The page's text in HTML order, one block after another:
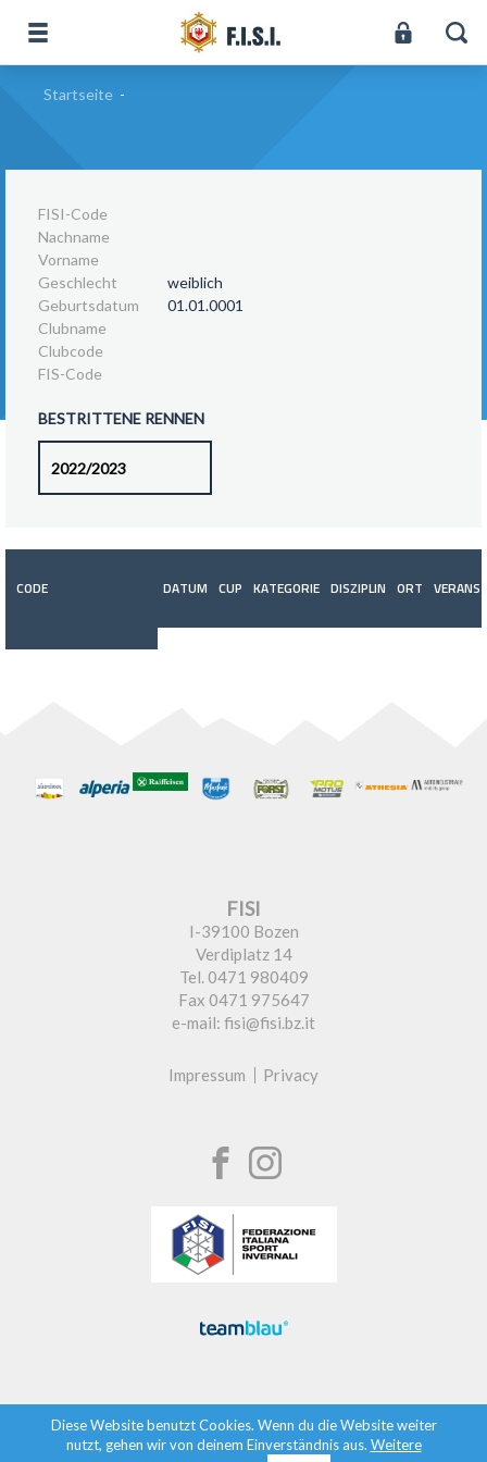
Startseite -
FISI-Code
Nachname
Vorname
Geschlecht
weiblich
Geburtsdatum
01.01.0001
Clubname
Clubcode
FIS-Code
BESTRITTENE RENNEN
CODE DATUM CUP KATEGORIE DISZIPLIN ORT
FISI
I-39100 Bozen
Verdiplatz 14
Tel. 0471 980409
Fax 0471 975647
e-mail: fisi@fisi.bz.it
Impressum Privacy
Diese Website benutzt Cookies. Wenn du die Website weiter
nutzt, gehen wir von deinem Einverständnis aus. Weitere